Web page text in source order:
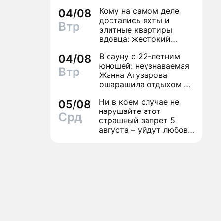
04/08
Втр
Кому на самом деле
достались яхты и
элитные квартиры
вдовца: жестокий
Вилли Токарева
04/08
Втр
В сауну с 22-летним
юношей: неузнаваемая
Жанна Агузарова
ошарашила отдыхом с
05/08
Срд
Ни в коем случае не
нарушайте этот
страшный запрет 5
августа – уйдут любовь